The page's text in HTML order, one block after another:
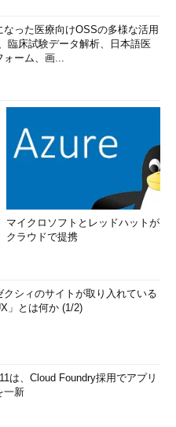
った医療向けOSSの多様な活用
臨床試験データ解析、日本語医
ォーム、画...
マイクロソフトとレッドハットが
クラウドで提携
クシィのサイトが取り入れている
」とは何か (1/2)
は、Cloud Foundry採用でアプリ
一新